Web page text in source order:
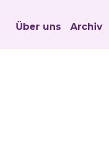
Über uns Archiv